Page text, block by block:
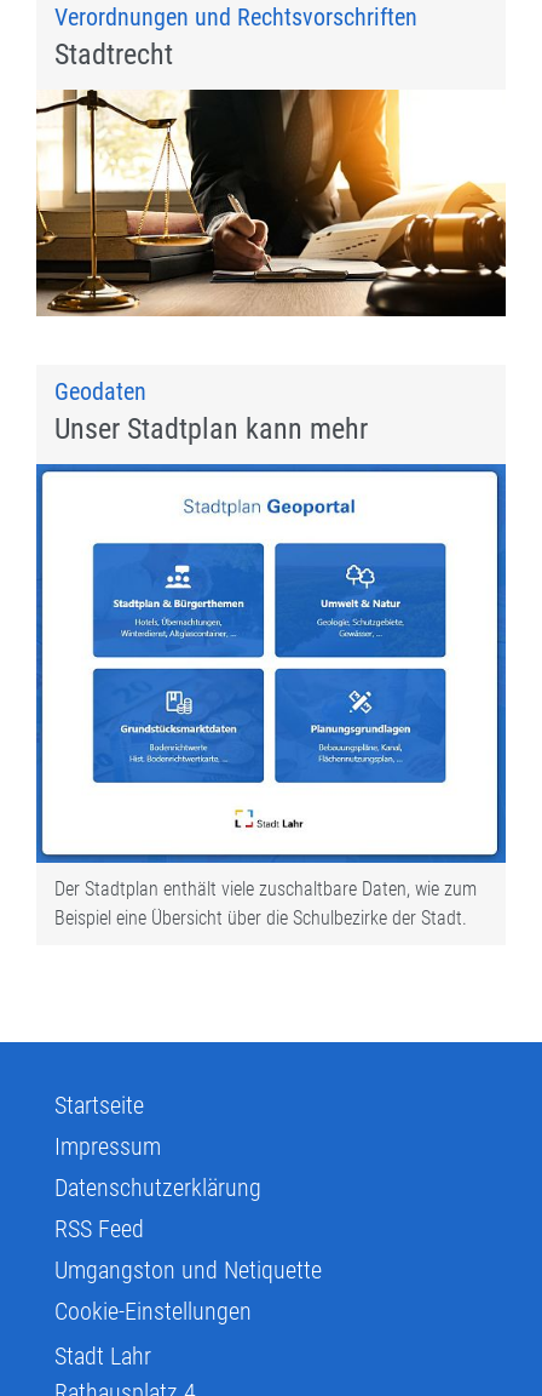
Verordnungen und Rechtsvorschriften
Stadtrecht
Geodaten
Unser Stadtplan kann mehr
Der Stadtplan enthält viele zuschaltbare Daten, wie zum
Beispiel eine Übersicht über die Schulbezirke der Stadt.
Startseite
Impressum
Datenschutzerklärung
RSS Feed
Umgangston und Netiquette
Cookie-Einstellungen
Stadt Lahr